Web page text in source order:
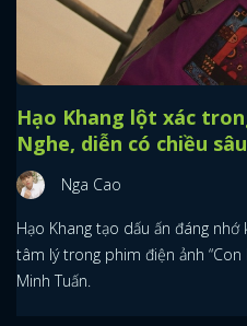
Hạo Khang lột xác
Nghe, diễn có chiều
Nga Cao
Hạo Khang tạo dấu ấn đáng
tâm lý trong phim điện ảnh
Minh Tuấn.